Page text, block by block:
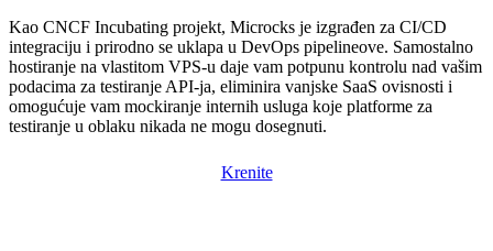
Kao CNCF Incubating projekt, Microcks je izgrađen za CI/CD
integraciju i prirodno se uklapa u DevOps pipelineove. Samostalno
hostiranje na vlastitom VPS-u daje vam potpunu kontrolu nad vašim
podacima za testiranje API-ja, eliminira vanjske SaaS ovisnosti i
omogućuje vam mockiranje internih usluga koje platforme za
testiranje u oblaku nikada ne mogu dosegnuti.
Krenite